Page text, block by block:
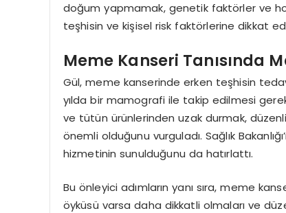
doğum yapmamak, genetik faktörler ve
teşhisin ve kişisel risk faktörlerine dikkat
Meme Kanseri Tanısında
Gül, meme kanserinde erken teşhisin tedavi
yılda bir mamografi ile takip edilmesi
ve tütün ürünlerinden uzak durmak, düzenli
önemli olduğunu vurguladı. Sağlık
hizmetinin sunulduğunu da hatırlattı.
Bu önleyici adımların yanı sıra, meme
öyküsü varsa daha dikkatli olmaları ve